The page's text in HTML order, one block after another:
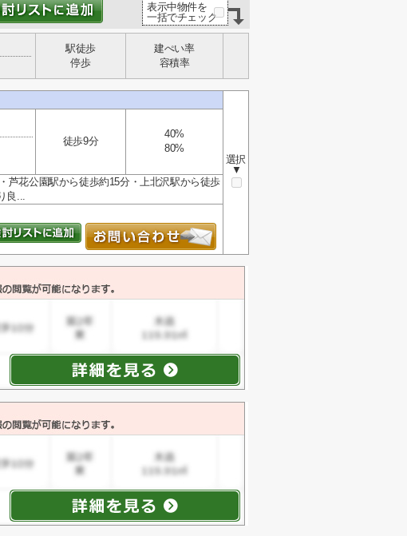
表示中物件を
一括でチェック
駅徒歩
停歩
建ぺい率
容積率
選択
▼
徒歩9分
40%
80%
芦花公園駅から徒歩約15分・上北沢駅から徒歩
良...